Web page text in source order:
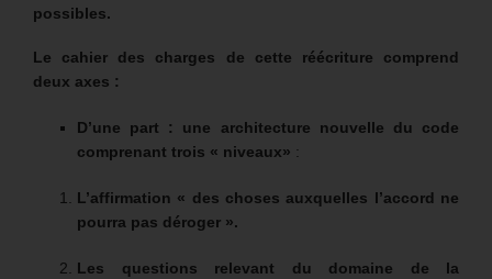
possibles.
Le cahier des charges de cette réécriture comprend
deux axes :
D’une part : une architecture nouvelle du code
comprenant trois « niveaux» :
L’affirmation « des choses auxquelles l’accord ne
pourra pas déroger ».
Les questions relevant du domaine de la